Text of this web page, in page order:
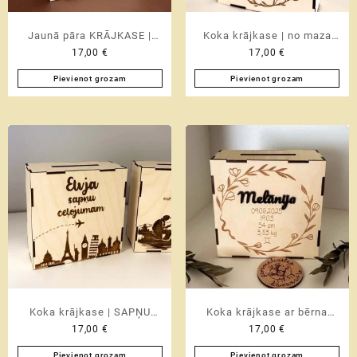
product
page
Jaunā pāra KRĀJKASE |
personalizēta kāzu dāvana
jaunlaulātajiem
17,00 €
Pievienot grozam
Koka krājkase | no maza
sapnīša līdz lielam mērķim
| mērķa krājkase ar
cipariem M izmērs
17,00€
Pievienot grozam
Koka krājkase | SAPŅU
CEĻOJUMAM | mērķa
krājkase ar cipariem M
17,00 €
Pievienot grozam
Koka krājkase ar bērna
vārdu un dzimšanas datiem
| personalizēta mērķa
17,00€
Pievienot grozam